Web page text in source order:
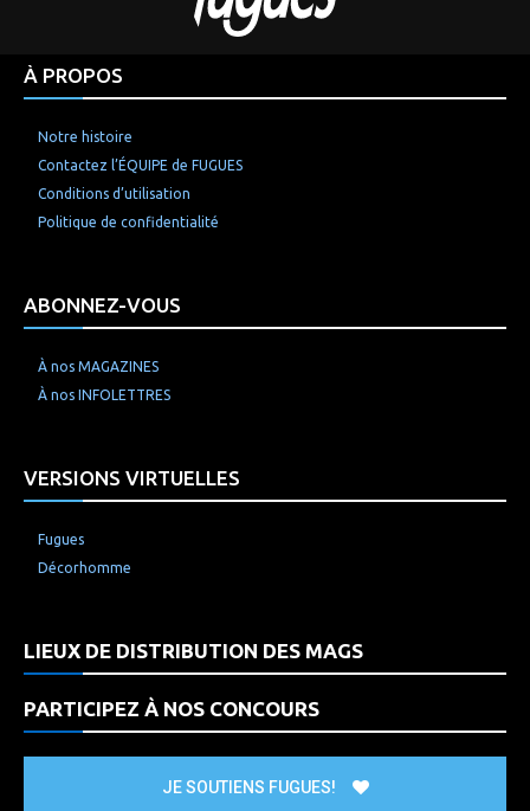
À PROPOS
Notre histoire
Contactez l’ÉQUIPE de FUGUES
Conditions d’utilisation
Politique de confidentialité
ABONNEZ-VOUS
À nos MAGAZINES
À nos INFOLETTRES
VERSIONS VIRTUELLES
Fugues
Décorhomme
LIEUX DE DISTRIBUTION DES MAGS
PARTICIPEZ À NOS CONCOURS
JE SOUTIENS FUGUES!